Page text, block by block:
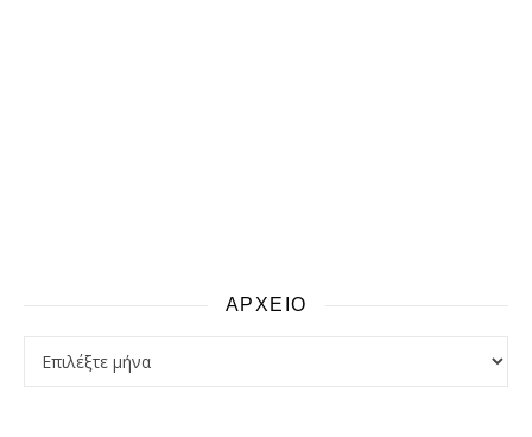
ΑΡΧΕΙΟ